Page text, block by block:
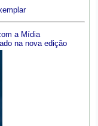
a Mídia
na nova edição